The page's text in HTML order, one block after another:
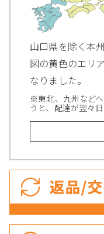
山口県を除く本
図の黄色のエリ
なりました。
※東北、九州など
うと、配達が翌々